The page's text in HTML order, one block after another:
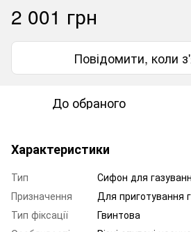
2 001 грн
Повідомити, коли
До обраного
Характеристики
Тип
Сифон для
Призначення
Для приготування
Тип фіксації
Гвинтова